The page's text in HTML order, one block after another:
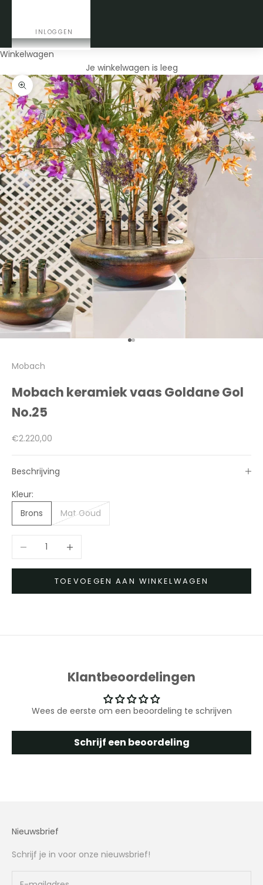
INLOGGEN
Winkelwagen
Je winkelwagen is leeg
In-/uitzoomen
Naar artikel 1
Naar artikel 2
Mobach
Mobach keramiek vaas Goldane Gol
No.25
Aanbiedingsprijs
€2.220,00
Beschrijving
Kleur:
Brons
Mat Goud
Aantal verlagenAantal verhogen
TOEVOEGEN AAN WINKELWAGEN
Klantbeoordelingen
Wees de eerste om een beoordeling te schrijven
Schrijf een beoordeling
Nieuwsbrief
Schrijf je in voor onze nieuwsbrief!